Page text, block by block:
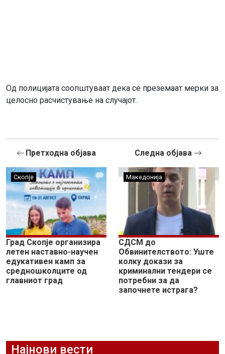
Од полицијата соопштуваат дека се преземаат мерки за
целосно расчистување на случајот.
Претходна објава
Скопје
Град Скопје организира
летен наставно-научен
едукативен камп за
средношколците од
главниот град
Следна објава
Македонија
СДСМ до
Обвинителството: Уште
колку докази за
криминални тендери се
потребни за да
започнете истрага?
Најнови вести